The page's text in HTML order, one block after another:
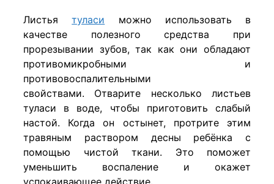
Листьятуласи можно использовать в
качестве полезного средства при
прорезывании зубов, так как они обладают
противомикробными и
противовоспалительными
свойствами. Отварите несколько листьев
туласи в воде, чтобы приготовить слабый
настой. Когда он остынет, протрите этим
травяным раствором десны ребёнка с
помощью чистой ткани. Это поможет
уменьшить воспаление и окажет